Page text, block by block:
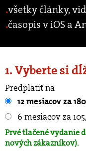
všetky články,
časopis v iOS a
1. Vyberte si
Predplatiť na
12 mesiacov za
6 mesiacov za
Prvé tlačené vydanie
nových zákazníkov).